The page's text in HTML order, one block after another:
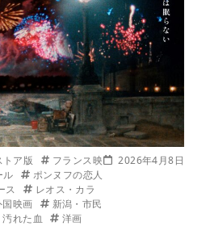
トア版
フランス映
ル
ポンヌフの恋人
ス
レオス・カラ
国映画
新潟・市民
汚れた血 洋画
2026年4月8日